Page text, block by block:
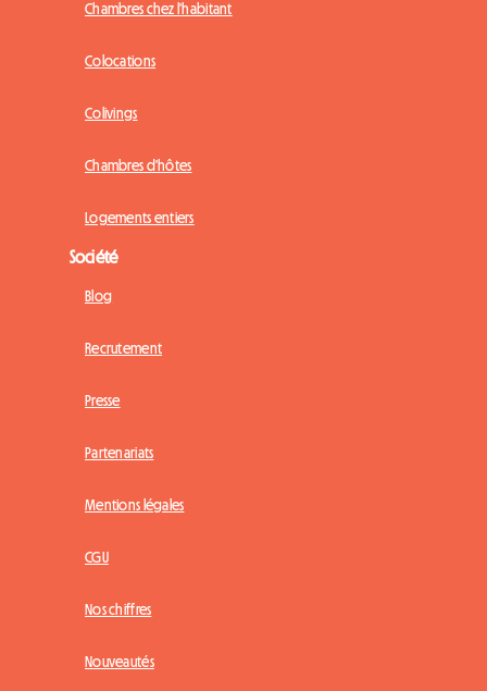
Chambres chez l'habitant
Colocations
Colivings
Chambres d'hôtes
Logements entiers
Société
Blog
Recrutement
Presse
Partenariats
Mentions légales
CGU
Nos chiffres
Nouveautés